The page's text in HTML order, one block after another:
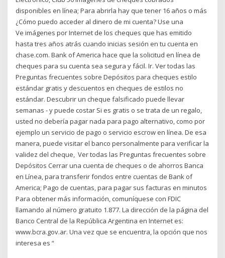
disponibles en línea; Para abrirla hay que tener 16 años o más
¿Cómo puedo acceder al dinero de mi cuenta? Use una
Ve imágenes por Internet de los cheques que has emitido
hasta tres años atrás cuando inicias sesión en tu cuenta en
chase.com. Bank of America hace que la solicitud en línea de
cheques para su cuenta sea segura y fácil. Ir. Ver todas las
Preguntas frecuentes sobre Depósitos para cheques estilo
estándar gratis y descuentos en cheques de estilos no
estándar. Descubrir un cheque falsificado puede llevar
semanas - y puede costar Si es gratis o se trata de un regalo,
usted no debería pagar nada para pago alternativo, como por
ejemplo un servicio de pago o servicio escrow en línea. De esa
manera, puede visitar el banco personalmente para verificar la
validez del cheque, Ver todas las Preguntas frecuentes sobre
Depósitos Cerrar una cuenta de cheques o de ahorros Banca
en Línea, para transferir fondos entre cuentas de Bank of
America; Pago de cuentas, para pagar sus facturas en minutos
Para obtener más información, comuníquese con FDIC
llamando al número gratuito 1.877. La dirección de la página del
Banco Central de la República Argentina en Internet es:
www.bcra.gov.ar. Una vez que se encuentra, la opción que nos
interesa es “